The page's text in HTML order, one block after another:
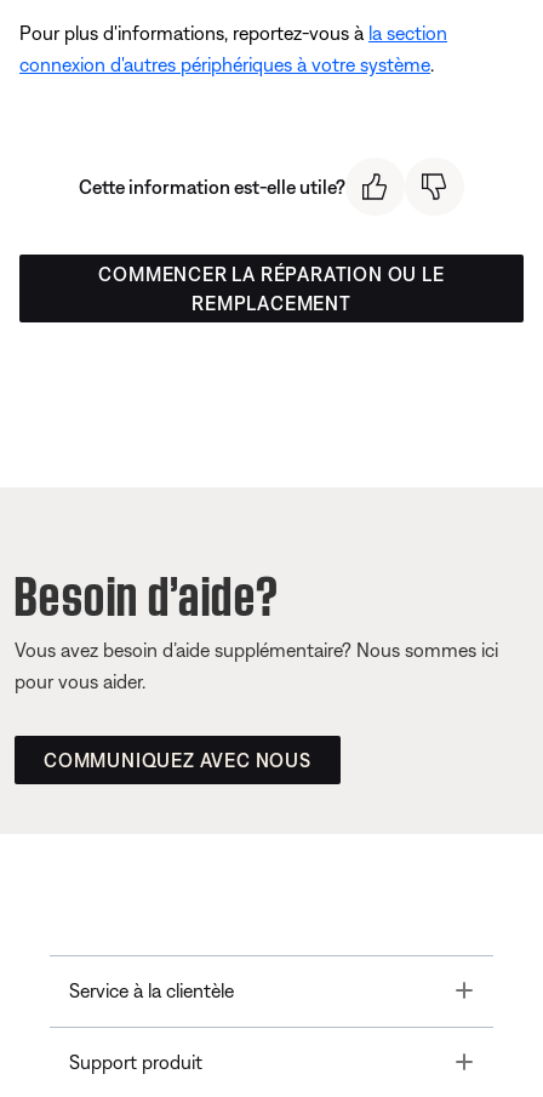
Pour plus d'informations, reportez-vous à la section
connexion d'autres périphériques à votre système
Cette information est-elle utile?
COMMENCER LA RÉPARATION OU LE
REMPLACEMENT
Besoin d’aide?
Vous avez besoin d’aide supplémentaire? Nous sommes ici
pour vous aider.
COMMUNIQUEZ AVEC NOUS
Service à la clientèle Toggle
Support produit Toggle